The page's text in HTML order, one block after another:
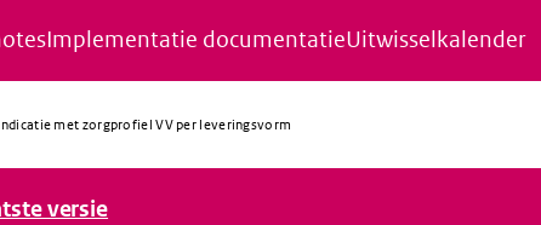
Implementatie documentatieUitwisselkalender
met zorgprofiel VV per leveringsvorm
versie